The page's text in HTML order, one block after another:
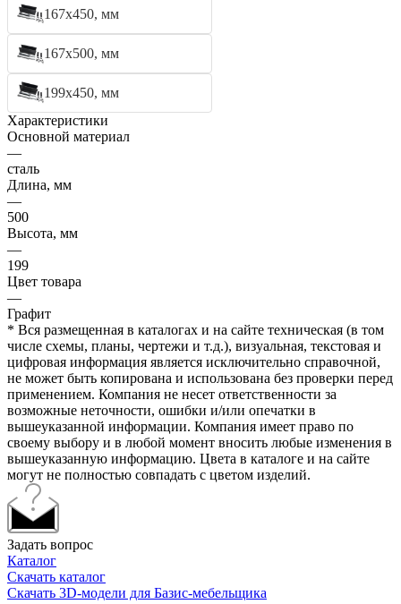
167х450, мм
167х500, мм
199х450, мм
Характеристики
Основной материал
—
сталь
Длина, мм
—
500
Высота, мм
—
199
Цвет товара
—
Графит
* Вся размещенная в каталогах и на сайте техническая (в том
числе схемы, планы, чертежи и т.д.), визуальная, текстовая и
цифровая информация является исключительно справочной,
не может быть копирована и использована без проверки перед
применением. Компания не несет ответственности за
возможные неточности, ошибки и/или опечатки в
вышеуказанной информации. Компания имеет право по
своему выбору и в любой момент вносить любые изменения в
вышеуказанную информацию. Цвета в каталоге и на сайте
могут не полностью совпадать с цветом изделий.
Задать вопрос
Каталог
Скачать каталог
Скачать 3D-модели для Базис-мебельщика